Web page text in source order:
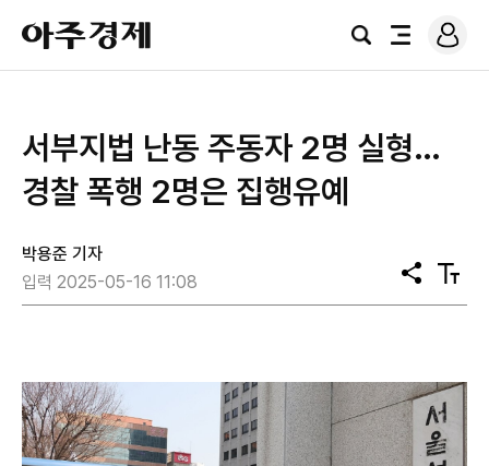
아
주
경
검
전
로
그
서부지법 난동 주동자 2명 실형…
경찰 폭행 2명은 집행유예
박용준 기자
입력 2025-05-16 11:08
공
유
텍
스